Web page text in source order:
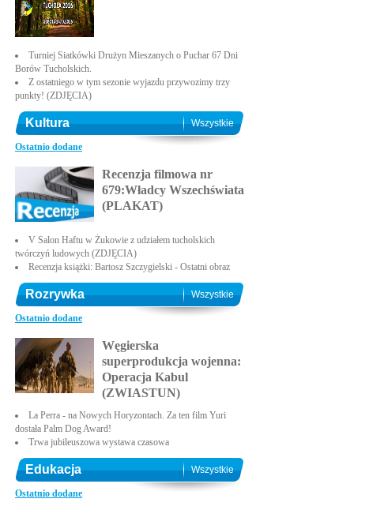
Turniej Siatkówki Drużyn Mieszanych o Puchar 67 Dni
Borów Tucholskich.
Z ostatniego w tym sezonie wyjazdu przywozimy trzy
punkty! (ZDJĘCIA)
Kultura Wszystkie
Ostatnio dodane
Recenzja filmowa nr
679:Władcy Wszechświata
(PLAKAT)
V Salon Haftu w Żukowie z udziałem tucholskich
twórczyń ludowych (ZDJĘCIA)
Recenzja książki: Bartosz Szczygielski - Ostatni obraz
Rozrywka Wszystkie
Ostatnio dodane
Węgierska
superprodukcja wojenna:
Operacja Kabul
(ZWIASTUN)
La Perra - na Nowych Horyzontach. Za ten film Yuri
dostała Palm Dog Award!
Trwa jubileuszowa wystawa czasowa
Edukacja Wszystkie
Ostatnio dodane